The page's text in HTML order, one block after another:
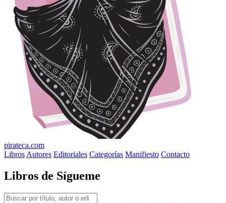
pirateca.com
Libros Autores Editoriales Categorías Manifiesto Contacto
Libros de Sígueme